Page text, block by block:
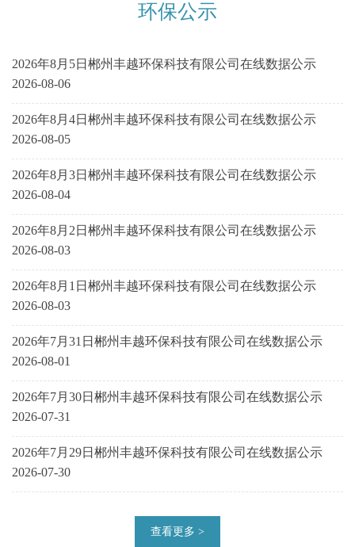
环保公示
2026年8月5日郴州丰越环保科技有限公司在线数据公示
2026-08-06
2026年8月4日郴州丰越环保科技有限公司在线数据公示
2026-08-05
2026年8月3日郴州丰越环保科技有限公司在线数据公示
2026-08-04
2026年8月2日郴州丰越环保科技有限公司在线数据公示
2026-08-03
2026年8月1日郴州丰越环保科技有限公司在线数据公示
2026-08-03
2026年7月31日郴州丰越环保科技有限公司在线数据公示
2026-08-01
2026年7月30日郴州丰越环保科技有限公司在线数据公示
2026-07-31
2026年7月29日郴州丰越环保科技有限公司在线数据公示
2026-07-30
查看更多 >